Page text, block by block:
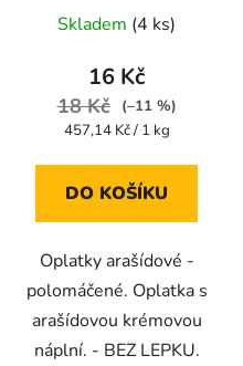
hodnocení
produktu
je
5,0
5
Skladem (4 ks)
16 Kč
18 Kč
(–11 %)
Měrná
457,14 Kč / 1 kg
DO KOŠÍKU
Oplatky arašídové -
polomáčené. Oplatka s
arašídovou krémovou
náplní. - BEZ LEPKU.